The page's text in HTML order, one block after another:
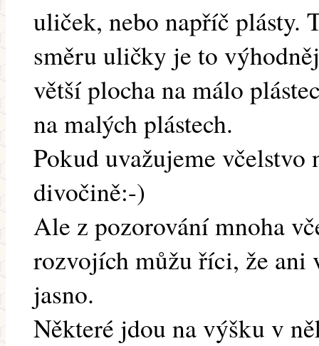
uliček, nebo napříč plásty.
směru uličky je to
větší plocha na málo
na malých plástech.
Pokud uvažujeme včelstvo
divočině:-)
Ale z pozorování mnoha
rozvojích můžu říci, že ani
jasno.
Některé jdou na výšku v